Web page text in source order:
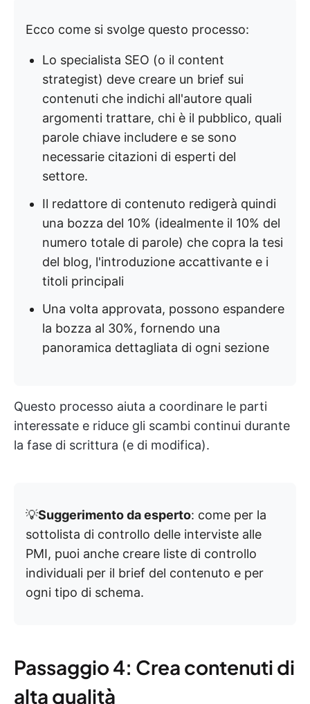
Ecco come si svolge questo processo:
Lo specialista SEO (o il content
strategist) deve creare un brief sui
contenuti che indichi all'autore quali
argomenti trattare, chi è il pubblico, quali
parole chiave includere e se sono
necessarie citazioni di esperti del
settore.
Il redattore di contenuto redigerà quindi
una bozza del 10% (idealmente il 10% del
numero totale di parole) che copra la tesi
del blog, l'introduzione accattivante e i
titoli principali
Una volta approvata, possono espandere
la bozza al 30%, fornendo una
panoramica dettagliata di ogni sezione
Questo processo aiuta a coordinare le parti
interessate e riduce gli scambi continui durante
la fase di scrittura (e di modifica).
💡Suggerimento da esperto: come per la
sottolista di controllo delle interviste alle
PMI, puoi anche creare liste di controllo
individuali per il brief del contenuto e per
ogni tipo di schema.
Passaggio 4: Crea contenuti di
alta qualità